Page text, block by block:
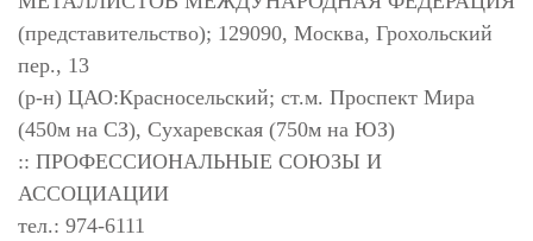
(представительство); 129090, Москва, Грохольский
пер., 13
(р-н) ЦАО:Красносельский; ст.м. Проспект Мира
(450м на СЗ), Сухаревская (750м на ЮЗ)
:: ПРОФЕССИОНАЛЬНЫЕ СОЮЗЫ И
АССОЦИАЦИИ
тел.: 974-6111